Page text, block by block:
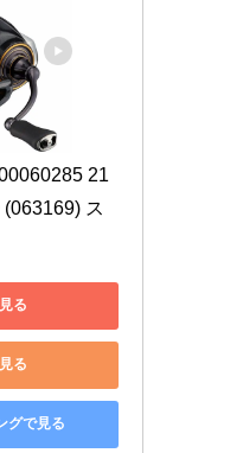
21
ス
る
る
グで見る